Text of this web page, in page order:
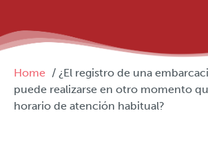
Breadcrumb
Home
¿El registro de una
puede realizarse en otro momento
horario de atención habitual?